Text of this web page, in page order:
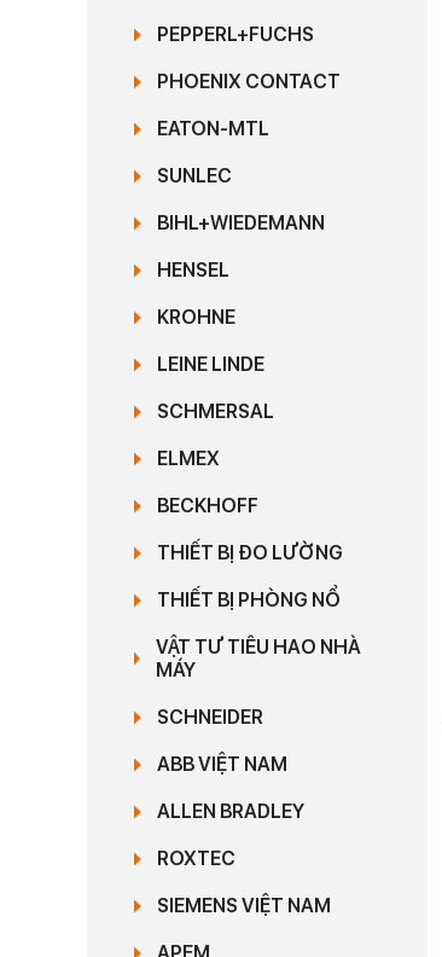
PEPPERL+FUCHS
PHOENIX CONTACT
EATON-MTL
SUNLEC
BIHL+WIEDEMANN
HENSEL
KROHNE
LEINE LINDE
SCHMERSAL
ELMEX
BECKHOFF
THIẾT BỊ ĐO LƯỜNG
THIẾT BỊ PHÒNG NỔ
VẬT TƯ TIÊU HAO NHÀ
MÁY
SCHNEIDER
ABB VIỆT NAM
ALLEN BRADLEY
ROXTEC
SIEMENS VIỆT NAM